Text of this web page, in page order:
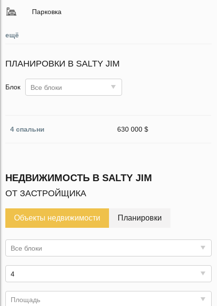
Парковка
ещё
ПЛАНИРОВКИ В SALTY JIM
Блок Все блоки
4 спальни 630 000 $
НЕДВИЖИМОСТЬ В SALTY JIM
ОТ ЗАСТРОЙЩИКА
Объекты недвижимости Планировки
Все блоки
4
Площадь